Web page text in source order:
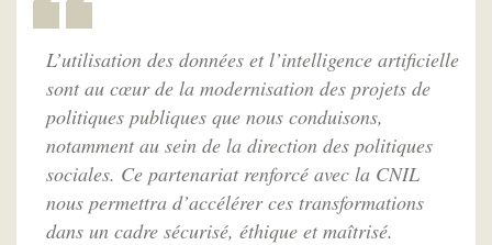
L’utilisation des données et l’intelligence artificielle
sont au cœur de la modernisation des projets de
politiques publiques que nous conduisons,
notamment au sein de la direction des politiques
sociales. Ce partenariat renforcé avec la CNIL
nous permettra d’accélérer ces transformations
dans un cadre sécurisé, éthique et maîtrisé.